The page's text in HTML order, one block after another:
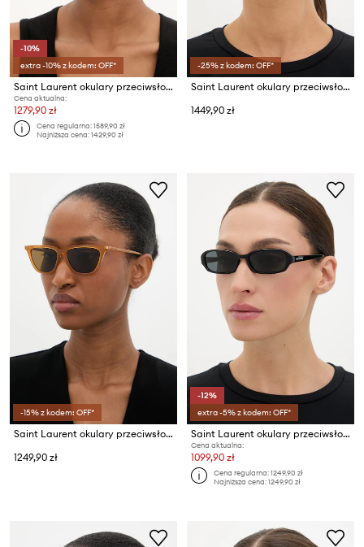
-10%
extra -10% z kodem: OFF*
Saint Laurent okulary przeciwsłoneczne
Cena aktualna:
1279,90 zł
Cena regularna:1589,90 zł
Najniższa cena:1429,90 zł
-25% z kodem: OFF*
Saint Laurent okulary przeciwsłoneczne damskie
1449,90 zł
-15% z kodem: OFF*
Saint Laurent okulary przeciwsłoneczne wayfarer damskie
1249,90 zł
-12%
extra -5% z kodem: OFF*
Saint Laurent okulary przeciwsłoneczne damskie
Cena aktualna:
1099,90 zł
Cena regularna:1249,90 zł
Najniższa cena:1249,90 zł